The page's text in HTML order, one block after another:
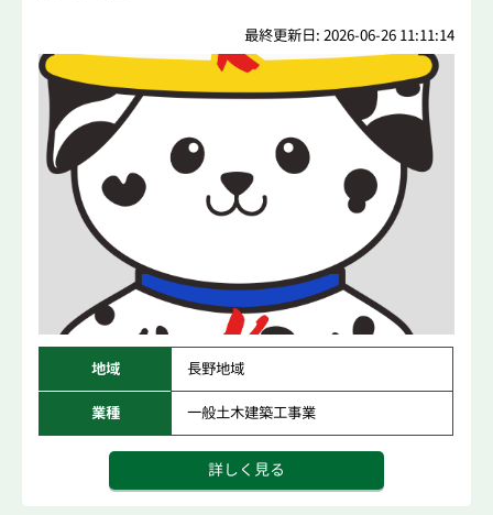
最終更新日: 2026-06-26 11:11:14
地域 長野地域
業種 一般土木建築工事業
詳しく見る